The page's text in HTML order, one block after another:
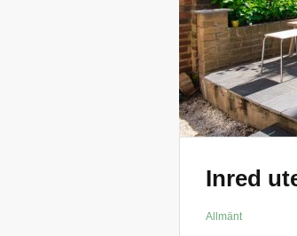
Inred
Allmänt